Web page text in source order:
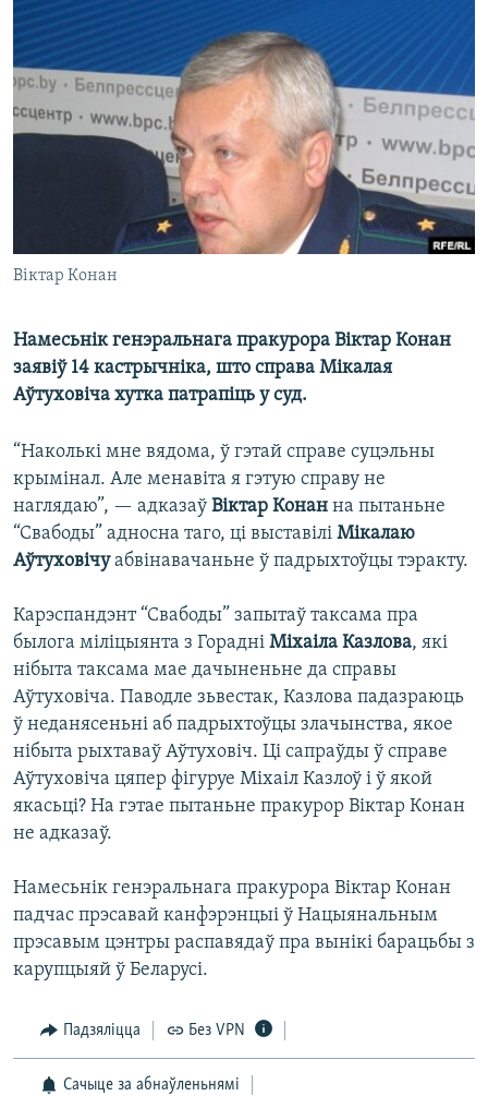
Віктар Конан
Намесьнік генэральнага пракурора Віктар Конан
заявіў 14 кастрычніка, што справа Мікалая
Аўтуховіча хутка патрапіць у суд.
“Наколькі мне вядома, ў гэтай справе суцэльны
крымінал. Але менавіта я гэтую справу не
наглядаю”, — адказаў Віктар Конан на пытаньне
“Свабоды” адносна таго, ці выставілі Мікалаю
Аўтуховічуабвінавачаньне ў падрыхтоўцы тэракту.
Карэспандэнт “Свабоды” запытаў таксама пра
былога міліцыянта з Горадні Міхаіла Казлова, які
нібыта таксама мае дачыненьне да справы
Аўтуховіча. Паводле зьвестак, Казлова падазраюць
ў неданясеньні аб падрыхтоўцы злачынства, якое
нібыта рыхтаваў Аўтуховіч. Ці сапраўды ў справе
Аўтуховіча цяпер фігуруе Міхаіл Казлоў і ў якой
якасьці? На гэтае пытаньне пракурор Віктар Конан
не адказаў.
Намесьнік генэральнага пракурора Віктар Конан
падчас прэсавай канфэрэнцыі ў Нацыянальным
прэсавым цэнтры распавядаў пра вынікі барацьбы з
карупцыяй ў Беларусі.
Падзяліцца Без VPN
Сачыце за абнаўленьнямі